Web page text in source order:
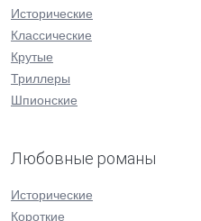
Исторические
Классические
Крутые
Триллеры
Шпионские
Любовные романы
Исторические
Короткие